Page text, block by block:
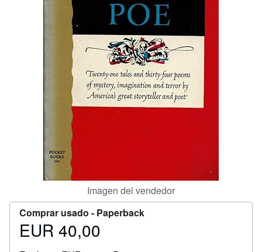
CERRAR
Imagen del vendedor
Comprar usado - Paperback
Precio
EUR 40,00